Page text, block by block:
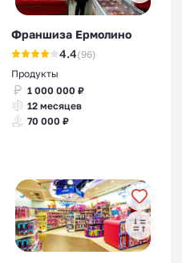
Франшиза Ермолино
4.4(96)
Продукты
1 000 000 ₽
12 месяцев
70 000 ₽